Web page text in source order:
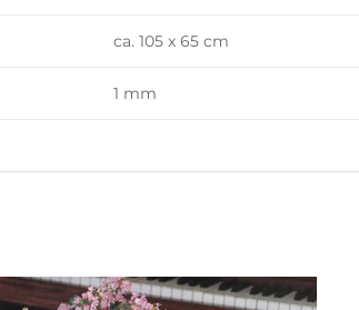
ca. 105 x 65 cm
1 mm